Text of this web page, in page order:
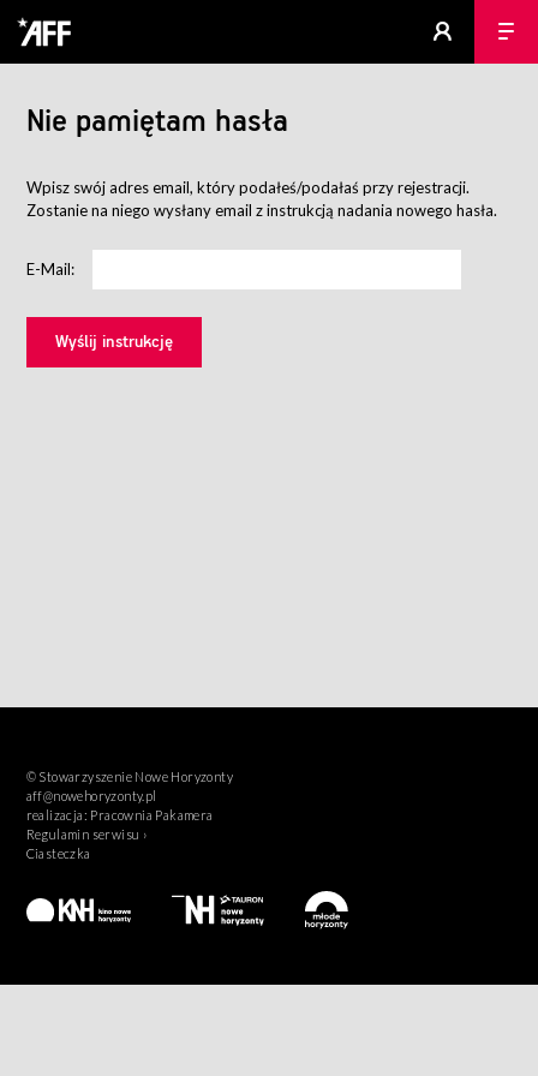
Nie pamiętam hasła
Wpisz swój adres email, który podałeś/podałaś przy rejestracji.
Zostanie na niego wysłany email z instrukcją nadania nowego hasła.
E-Mail:
© Stowarzyszenie Nowe Horyzonty
aff@nowehoryzonty.pl
realizacja: Pracownia Pakamera
Regulamin serwisu ›
Ciasteczka